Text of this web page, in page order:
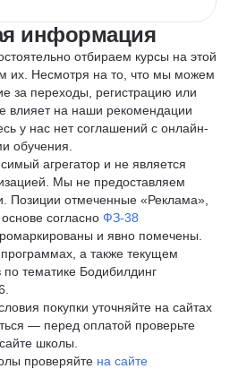
информация
отбираем курсы на этой
их. Несмотря на то, что мы можем
за переходы, регистрацию или
влияет на наши рекомендации
у нас нет соглашений с онлайн-
обучения.
агрегатор и не является
Мы не предоставляем
Позиции отмеченные «Реклама»,
согласно ФЗ-38
и явно помечены.
а также текущем
по тематике Бодибилдинг
покупки уточняйте на сайтах
— перед оплатой проверьте
школы.
проверяйте на сайте